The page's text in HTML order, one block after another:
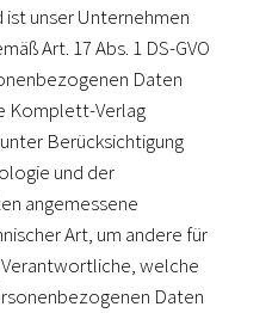
unser Unternehmen
Art. 17 Abs. 1 DS-GVO
Daten
Komplett-Verlag
Berücksichtigung
und der
angemessene
Art, um andere für
welche
Daten